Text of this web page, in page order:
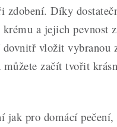
Díky
a jejich pevnost
dovnitř vložit vybranou
začít tvořit
jak pro domácí